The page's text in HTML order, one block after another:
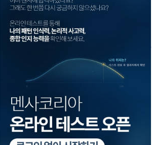
미와 목적, 조직과 위원회, 시그 활동 등을 설명 드리고,
하고 교류하는 만남의 장입니다.
는 멘사 로고가 인쇄된 기념품을 드리며
드, 행사 초대 등의 혜택을 제공합니다.
거주 지역과 관계 없이 신청 및 참석 가능하십니다.
시그 멤버 모집에 좋은 기회가 되오니,